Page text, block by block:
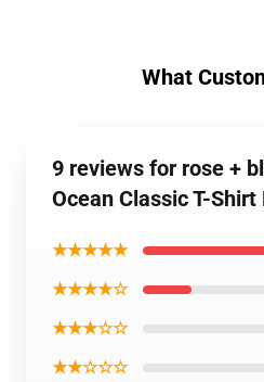
What
9 reviews for rose +
Ocean Classic T-Shirt
★★★★★
★★★★☆
★★★☆☆
★★☆☆☆